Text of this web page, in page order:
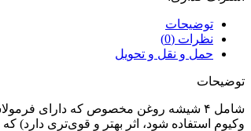
توضیحات
نظرات (0)
حمل و نقل و تحویل
توضیحات
وکیوم استفاده شود، اثر بهتر و قوی‌تری دارد) که